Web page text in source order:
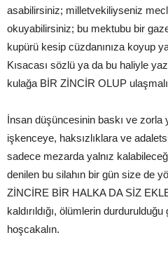
asabilirsiniz; milletvekiliyseniz
okuyabilirsiniz; bu mektubu bir
kupürü kesip cüzdanınıza koyup
Kısacası sözlü ya da bu haliyle
kulağa BİR ZİNCİR OLUP
İnsan düşüncesinin baskı ve zorla
işkenceye, haksızlıklara ve
sadece mezarda yalnız
denilen bu silahın bir gün size de
ZİNCİRE BİR HALKA DA SİZ
kaldırıldığı, ölümlerin
hoşcakalın.